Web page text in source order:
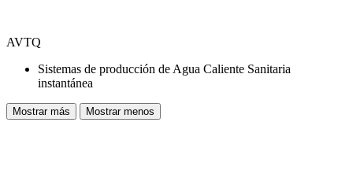
AVTQ
Sistemas de producción de Agua Caliente Sanitaria
instantánea
Mostrar más Mostrar menos